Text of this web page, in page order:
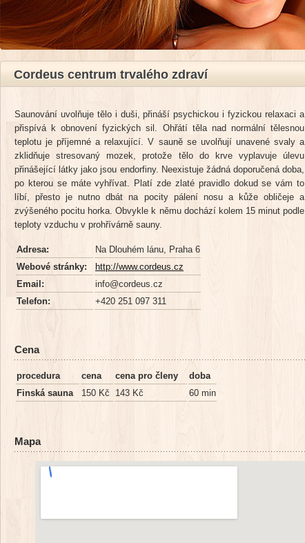
Cordeus centrum trvalého zdraví
Saunování uvolňuje tělo i duši, přináší psychickou i fyzickou relaxaci a
přispívá k obnovení fyzických sil. Ohřátí těla nad normální tělesnou
teplotu je příjemné a relaxující. V sauně se uvolňují unavené svaly a
zklidňuje stresovaný mozek, protože tělo do krve vyplavuje úlevu
přinášející látky jako jsou endorfiny. Neexistuje žádná doporučená doba,
po kterou se máte vyhřívat. Platí zde zlaté pravidlo dokud se vám to
líbí, přesto je nutno dbát na pocity pálení nosu a kůže obličeje a
zvýšeného pocitu horka. Obvykle k němu dochází kolem 15 minut podle
teploty vzduchu v prohřívárně sauny.
Adresa:
Na Dlouhém lánu, Praha 6
Webové stránky:
http://www.cordeus.cz
Email:
info@cordeus.cz
Telefon:
+420 251 097 311
Cena
procedura cena cena pro členy
doba
Finská sauna
150 Kč 143 Kč 60 min
Mapa